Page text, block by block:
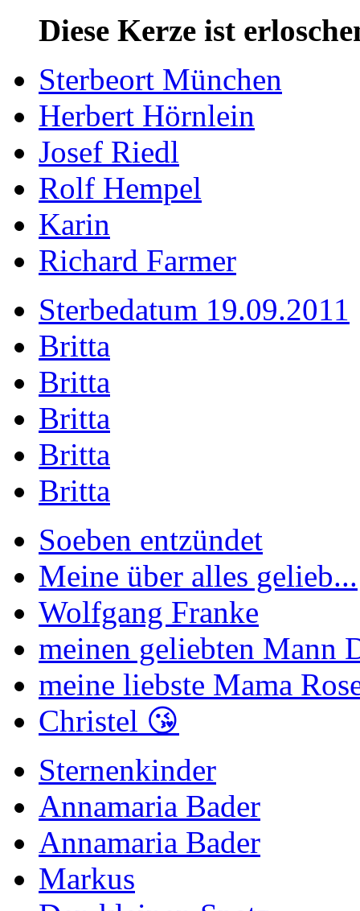
Diese Kerze ist
Sterbeort München
Herbert Hörnlein
Josef Riedl
Rolf Hempel
Karin
Richard Farmer
Sterbedatum 19.09.2011
Britta
Britta
Britta
Britta
Britta
Soeben entzündet
Meine über alles gelieb...
Wolfgang Franke
meinen geliebten Mann
meine liebste Mama
Christel 😘
Sternenkinder
Annamaria Bader
Annamaria Bader
Markus